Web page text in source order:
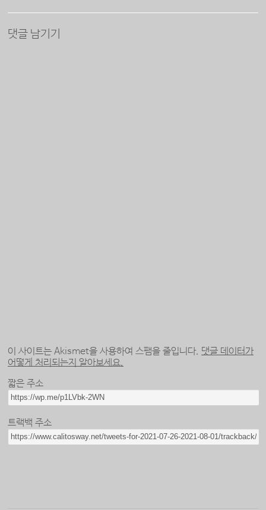
댓글 남기기
이 사이트는 Akismet을 사용하여 스팸을 줄입니다. 댓글 데이터가
어떻게 처리되는지 알아보세요.
짧은 주소
트랙백 주소